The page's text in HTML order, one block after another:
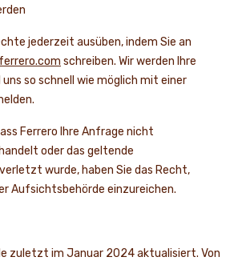
jederzeit ausüben, indem Sie an
schreiben. Wir werden Ihre
so schnell wie möglich mit einer
Ferrero Ihre Anfrage nicht
oder das geltende
wurde, haben Sie das Recht,
Aufsichtsbehörde einzureichen.
zuletzt im Januar 2024 aktualisiert. Von